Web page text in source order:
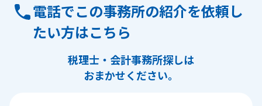
電話でこの事務所の紹介を依頼し
たい方はこちら
税理士・会計事務所探しは
おまかせください。